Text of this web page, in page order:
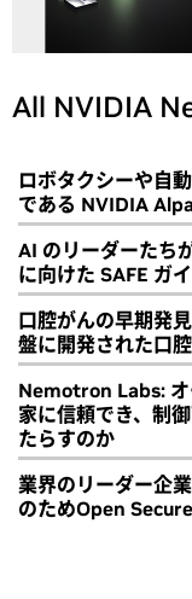
All NVIDIA
ロボタクシーや自
である NVIDIA
AI のリーダーたち
に向けた SAFE ガ
口腔がんの早期発
盤に開発された口
Nemotron Labs: オ
家に信頼でき、制
たらすのか
業界のリーダー企
のためOpen